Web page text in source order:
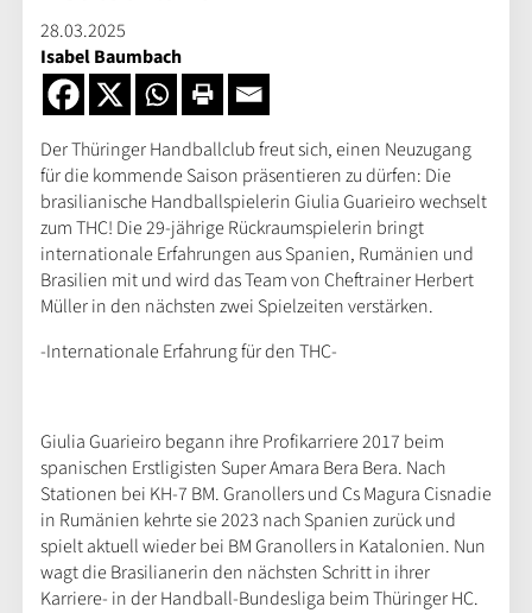
28.03.2025
Isabel Baumbach
Der Thüringer Handballclub freut sich, einen Neuzugang
für die kommende Saison präsentieren zu dürfen: Die
brasilianische Handballspielerin Giulia Guarieiro wechselt
zum THC! Die 29-jährige Rückraumspielerin bringt
internationale Erfahrungen aus Spanien, Rumänien und
Brasilien mit und wird das Team von Cheftrainer Herbert
Müller in den nächsten zwei Spielzeiten verstärken.
-Internationale Erfahrung für den THC-
Giulia Guarieiro begann ihre Profikarriere 2017 beim
spanischen Erstligisten Super Amara Bera Bera. Nach
Stationen bei KH-7 BM. Granollers und Cs Magura Cisnadie
in Rumänien kehrte sie 2023 nach Spanien zurück und
spielt aktuell wieder bei BM Granollers in Katalonien. Nun
wagt die Brasilianerin den nächsten Schritt in ihrer
Karriere- in der Handball-Bundesliga beim Thüringer HC.